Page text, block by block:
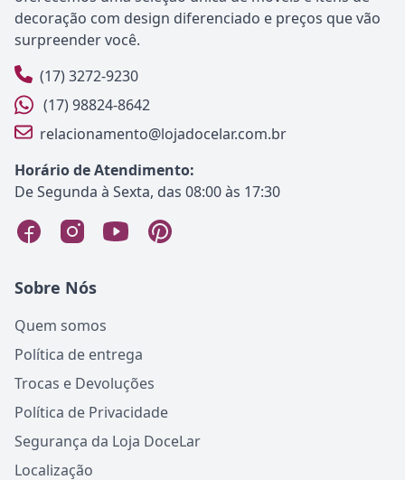
decoração com design diferenciado e preços que vão
surpreender você.
(17) 3272-9230
(17) 98824-8642
relacionamento@lojadocelar.com.br
Horário de Atendimento:
De Segunda à Sexta, das 08:00 às 17:30
Sobre Nós
Quem somos
Política de entrega
Trocas e Devoluções
Política de Privacidade
Segurança da Loja DoceLar
Localização